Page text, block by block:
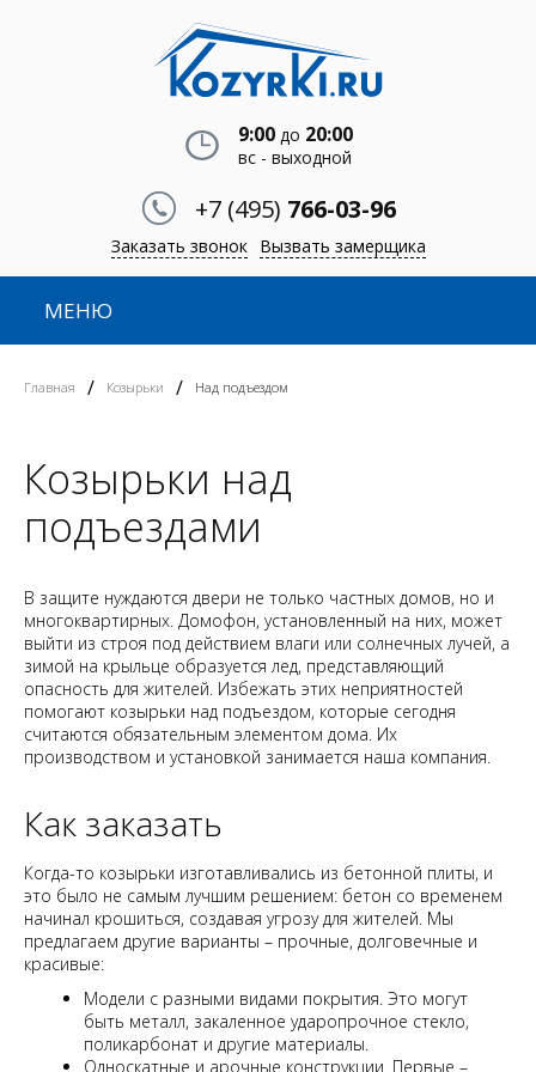
9:00до 20:00
вс - выходной
+7 (495) 766-03-96
Заказать звонок Вызвать замерщика
МЕНЮ
Главная / Козырьки / Над подъездом
Козырьки над
подъездами
В защите нуждаются двери не только частных домов, но и
многоквартирных. Домофон, установленный на них, может
выйти из строя под действием влаги или солнечных лучей, а
зимой на крыльце образуется лед, представляющий
опасность для жителей. Избежать этих неприятностей
помогают козырьки над подъездом, которые сегодня
считаются обязательным элементом дома. Их
производством и установкой занимается наша компания.
Как заказать
Когда-то козырьки изготавливались из бетонной плиты, и
это было не самым лучшим решением: бетон со временем
начинал крошиться, создавая угрозу для жителей. Мы
предлагаем другие варианты – прочные, долговечные и
красивые:
Модели с разными видами покрытия. Это могут
быть металл, закаленное ударопрочное стекло,
поликарбонат и другие материалы.
Односкатные и арочные конструкции. Первые –